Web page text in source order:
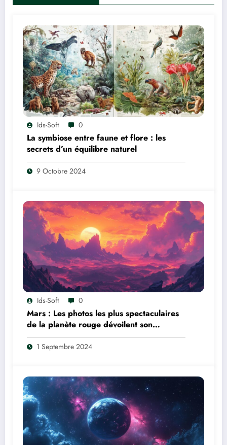
Ids-Soft 0
La symbiose entre faune et flore : les
secrets d’un équilibre naturel
9 Octobre 2024
Ids-Soft 0
Mars : Les photos les plus spectaculaires
de la planète rouge dévoilent son
atmosphère mystérieuse
1 Septembre 2024